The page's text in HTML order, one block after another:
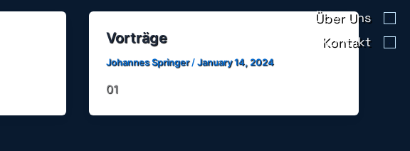
Über Uns
Kontakt
Vorträge
Johannes Springer/January 14, 2024
01